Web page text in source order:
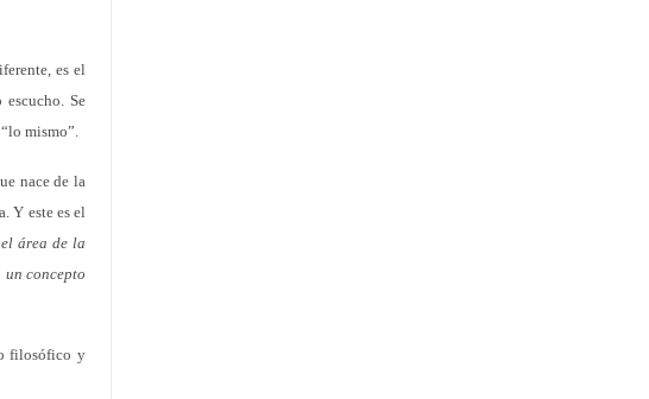
es el
Se
mismo”.
nace de la
Y este es el
área de la
concepto
filosófico y